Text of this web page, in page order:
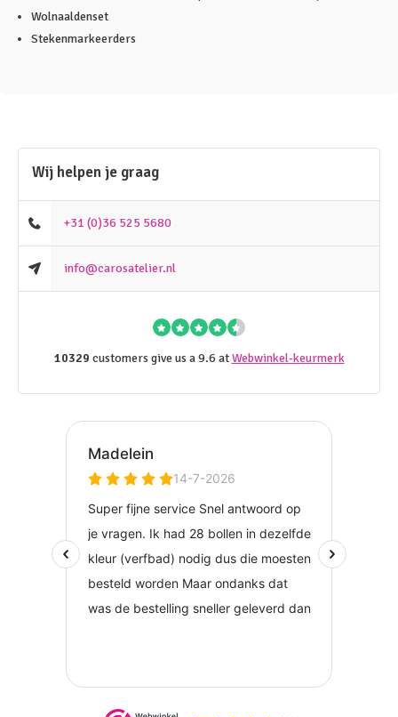
Wolnaaldenset
Stekenmarkeerders
Wij helpen je graag
+31 (0)36 525 5680
info@carosatelier.nl
10329 customers give us a 9.6 atWebwinkel-keurmerk